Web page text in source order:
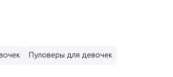
Пуловеры для девочек